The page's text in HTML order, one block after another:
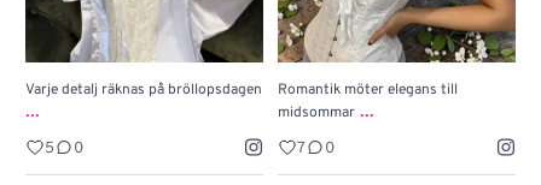
Varje detalj räknas på bröllopsdagen
...
5 0
Romantik möter elegans till
midsommar ...
7 0